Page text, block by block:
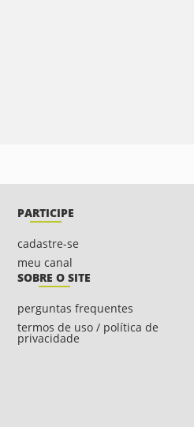
PARTICIPE
cadastre-se
meu canal
SOBRE O SITE
perguntas frequentes
termos de uso / política de
privacidade